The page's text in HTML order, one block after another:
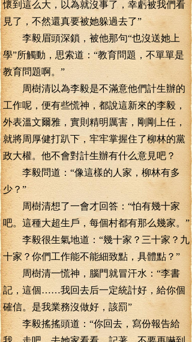
懷到這么大，以為就沒事了，幸虧被我們看
見了，不然還真要被她躲過去了”
李毅眉頭深鎖，被他那句“也沒送她上
學”所觸動，思索道：“教育問題，不單單是
教育問題啊。”
周樹清以為李毅是不滿意他們計生辦的
工作呢，便有些慌神，都說這新來的李毅，
外表溫文爾雅，實則精明厲害，剛剛上任，
就將周厚健打趴下，牢牢掌握住了柳林的黨
政大權。他不會對計生辦有什么意見吧？
李毅問道：“像這樣的人家，柳林有多
少？”
周樹清想了一會才回答：“怕有幾十家
吧。這種大超生戶，每個村都有那么幾家。”
李毅很生氣地道：“幾十家？三十家？九
十家？你們工作能不能細致點，具體點？”
周樹清一慌神，腦門就冒汗水：“李書
記，這個……我回去后一定統計好，給你個
確信。是我業務沒做好，該罰”
李毅搖搖頭道：“你回去，寫份報告給